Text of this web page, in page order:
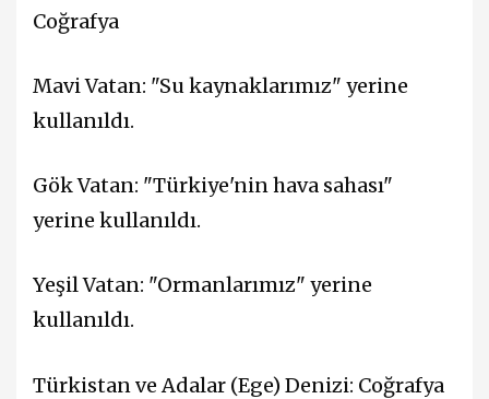
Coğrafya
Mavi Vatan: "Su kaynaklarımız" yerine
kullanıldı.
Gök Vatan: "Türkiye'nin hava sahası"
yerine kullanıldı.
Yeşil Vatan: "Ormanlarımız" yerine
kullanıldı.
Türkistan ve Adalar (Ege) Denizi: Coğrafya